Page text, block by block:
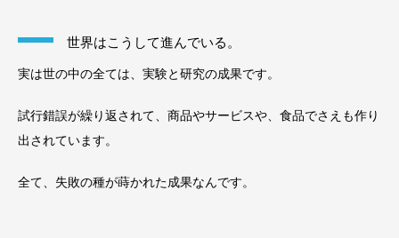
世界はこうして進んでいる。
実は世の中の全ては、実験と研究の成果です。
試行錯誤が繰り返されて、商品やサービスや、食品でさえも作り
出されています。
全て、失敗の種が蒔かれた成果なんです。